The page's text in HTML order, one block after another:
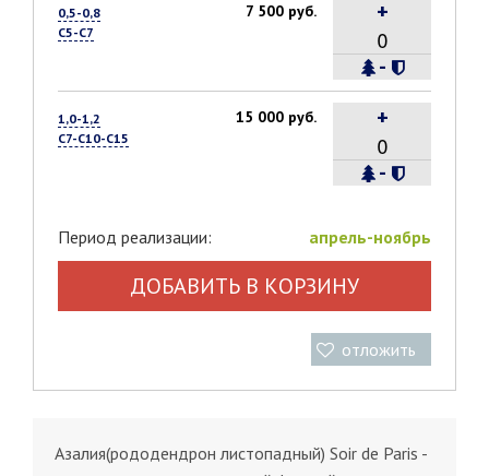
0,5-0,8
С5-С7
7 500 руб.
-
+
1,0-1,2
С7-С10-С15
15 000 руб.
-
+
Период реализации: апрель-ноябрь
ДОБАВИТЬ В КОРЗИНУ
отложить
Азалия(рододендрон листопадный) Soir de Paris -